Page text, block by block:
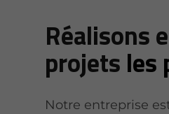
Réalisons
projets les
Notre entreprise